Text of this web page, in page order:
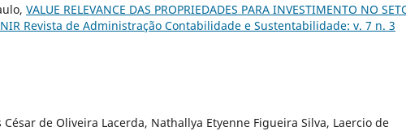
VALUE RELEVANCE DAS PROPRIEDADES PARA INVESTIMENTO NO
Revista de Administração Contabilidade e Sustentabilidade: v. 7 n. 3
de Oliveira Lacerda, Nathallya Etyenne Figueira Silva, Laercio de